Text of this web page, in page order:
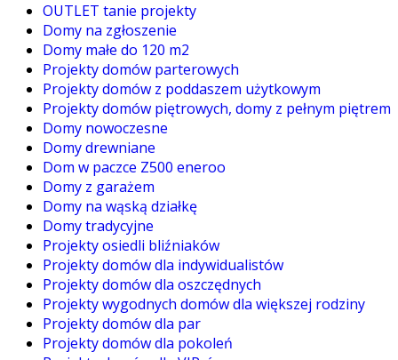
OUTLET tanie projekty
Domy na zgłoszenie
Domy małe do 120 m2
Projekty domów parterowych
Projekty domów z poddaszem użytkowym
Projekty domów piętrowych, domy z pełnym piętrem
Domy nowoczesne
Domy drewniane
Dom w paczce Z500 eneroo
Domy z garażem
Domy na wąską działkę
Domy tradycyjne
Projekty osiedli bliźniaków
Projekty domów dla indywidualistów
Projekty domów dla oszczędnych
Projekty wygodnych domów dla większej rodziny
Projekty domów dla par
Projekty domów dla pokoleń